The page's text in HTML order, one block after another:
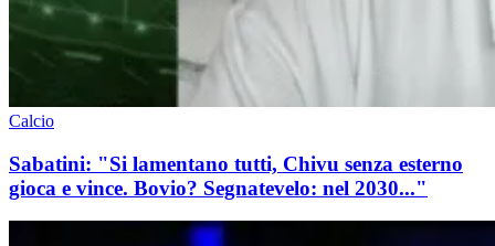
Calcio
Sabatini: "Si lamentano tutti, Chivu senza esterno
gioca e vince. Bovio? Segnatevelo: nel 2030..."